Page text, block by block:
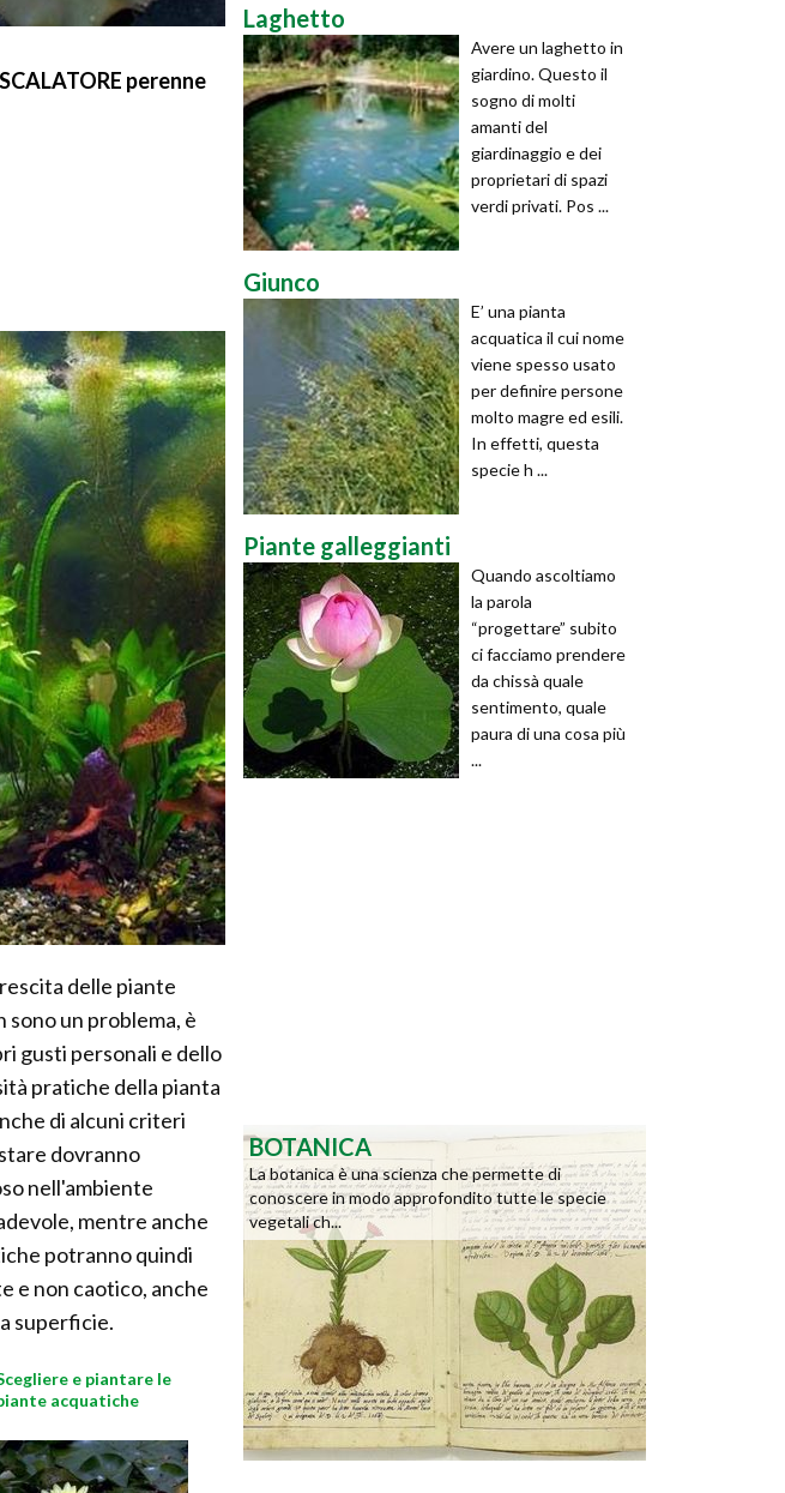
perenne
delle piante
un problema, è
gusti personali e dello
pratiche della pianta
di alcuni criteri
dovranno
nell'ambiente
mentre anche
potranno quindi
e non caotico, anche
superficie.
e piantare le
acquatiche
Laghetto
Avere un laghetto in
giardino. Questo il
sogno di molti
amanti del
giardinaggio e dei
proprietari di spazi
verdi privati. Pos ...
Giunco
E’ una pianta
acquatica il cui nome
viene spesso usato
per definire persone
molto magre ed esili.
In effetti, questa
specie h ...
Piante galleggianti
Quando ascoltiamo
la parola
“progettare” subito
ci facciamo prendere
da chissà quale
sentimento, quale
paura di una cosa più
...
BOTANICA
La botanica è una scienza che permette di
conoscere in modo approfondito tutte le specie
vegetali ch...